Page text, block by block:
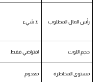
رأس المال المطلوب لا شيء
حجم اللوت افتراضي فقط
مستوى المخاطرة معدوم